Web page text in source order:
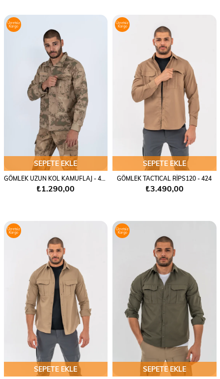
SEPETE EKLE
GÖMLEK UZUN KOL KAMUFLAJ - 425
₺1.290,00
Ücretsiz
Kargo
SEPETE EKLE
GÖMLEK TACTICAL RİPS120 - 424
₺3.490,00
Ücretsiz
Kargo
SEPETE EKLE
Ücretsiz
Kargo
SEPETE EKLE
Ücretsiz
Kargo